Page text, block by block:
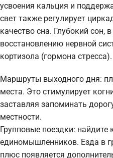
усвоения кальция и
свет также регулирует
качество сна. Глубокий сон,
восстановлению нервной
кортизола (гормона стресса).
Маршруты выходного дня:
места. Это стимулирует
заставляя запоминать
местности.
Групповые поездки:
единомышленников. Езда в
плюс появляется